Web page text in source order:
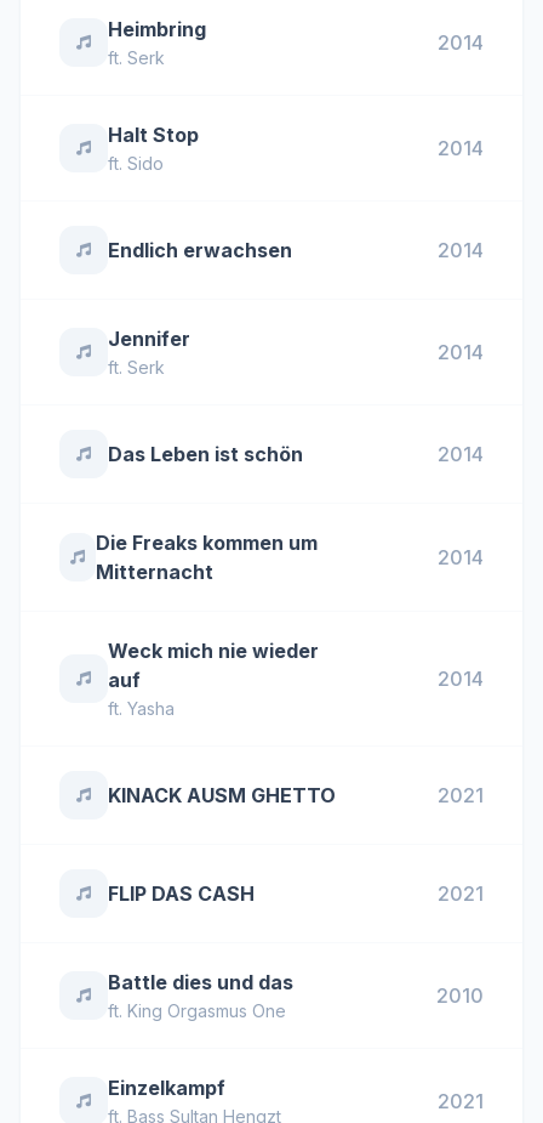
Heimbring
ft. Serk
2014
Halt Stop
ft. Sido
2014
Endlich erwachsen 2014
Jennifer
ft. Serk
2014
Das Leben ist schön 2014
Die Freaks kommen um
Mitternacht
2014
Weck mich nie wieder
auf
ft. Yasha
2014
KINACK AUSM GHETTO 2021
FLIP DAS CASH 2021
Battle dies und das
ft. King Orgasmus One
2010
Einzelkampf
ft. Bass Sultan Hengzt
2021